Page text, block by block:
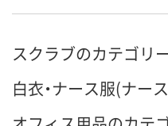
スクラブのカテゴリ
白衣・ナース服(ナー